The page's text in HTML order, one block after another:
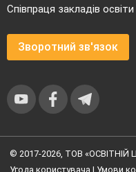
Співпраця закладів освіти
Зворотний зв'язок
© 2017-2026, ТОВ «ОСВІТНІЙ
Угода користувача | Умови